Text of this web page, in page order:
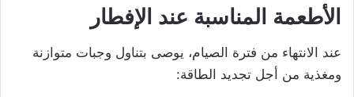
الأطعمة المناسبة عند الإفطار
عند الانتهاء من فترة الصيام، يوصى بتناول وجبات متوازنة
ومغذية من أجل تجديد الطاقة: